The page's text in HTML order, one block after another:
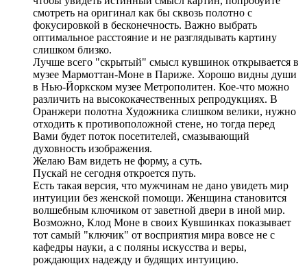
смотреть на оригинал как бы сквозь полотно с
фокусировкой в бесконечность. Важно выбрать
оптимальное расстояние и не разглядывать картину
слишком близко.
Лучше всего "скрытый" смысл кувшинок открывается в
музее Мармоттан-Моне в Париже. Хорошо видны души
в Нью-Йоркском музее Метрополитен. Кое-что можно
различить на высококачественных репродукциях. В
Оранжери полотна Художника слишком велики, нужно
отходить к противоположной стене, но тогда перед
Вами будет поток посетителей, смазывающий
духовность изображения.
Желаю Вам видеть не форму, а суть.
Пускай не сегодня откроется путь.
Есть такая версия, что мужчинам не дано увидеть мир
интуиции без женской помощи. Женщина становится
волшебным ключиком от заветной двери в иной мир.
Возможно, Клод Моне в своих Кувшинках показывает
тот самый "ключик" от восприятия мира вовсе не с
кафедры науки, а с поляны искусства и веры,
рождающих надежду и будящих интуицию.